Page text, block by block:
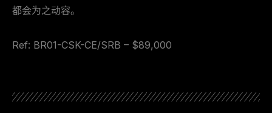
都会为之动容。
Ref: BR01-CSK-CE/SRB – $89,000